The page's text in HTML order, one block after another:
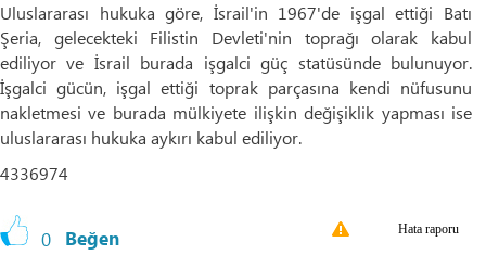
Uluslararası hukuka göre, İsrail'in 1967'de işgal ettiği Batı
Şeria, gelecekteki Filistin Devleti'nin toprağı olarak kabul
ediliyor ve İsrail burada işgalci güç statüsünde bulunuyor.
İşgalci gücün, işgal ettiği toprak parçasına kendi nüfusunu
nakletmesi ve burada mülkiyete ilişkin değişiklik yapması ise
uluslararası hukuka aykırı kabul ediliyor.
4336974
0 Beğen Hata raporu